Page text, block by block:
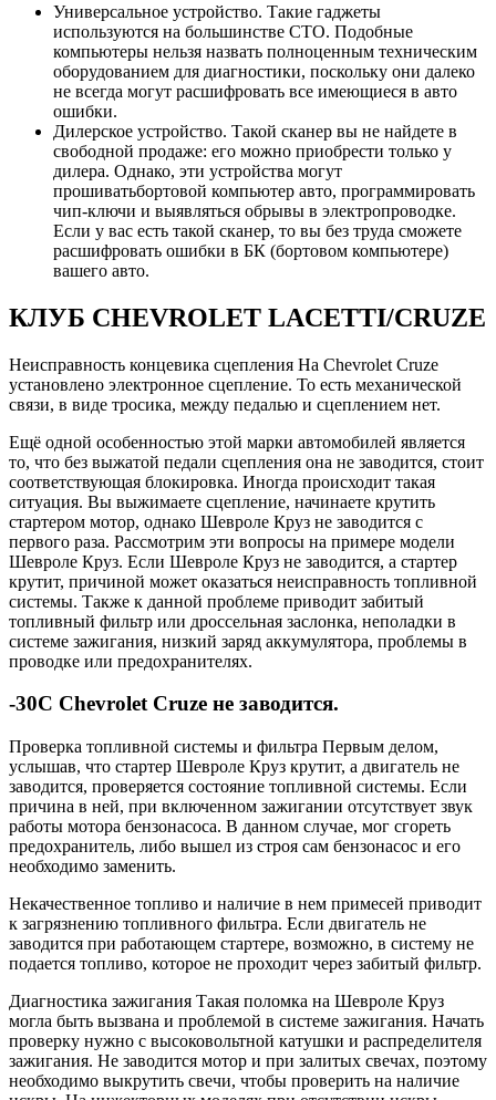
Универсальное устройство. Такие гаджеты
используются на большинстве СТО. Подобные
компьютеры нельзя назвать полноценным техническим
оборудованием для диагностики, поскольку они далеко
не всегда могут расшифровать все имеющиеся в авто
ошибки.
Дилерское устройство. Такой сканер вы не найдете в
свободной продаже: его можно приобрести только у
дилера. Однако, эти устройства могут
прошиватьбортовой компьютер авто, программировать
чип-ключи и выявляться обрывы в электропроводке.
Если у вас есть такой сканер, то вы без труда сможете
расшифровать ошибки в БК (бортовом компьютере)
вашего авто.
КЛУБ CHEVROLET LACETTI/CRUZE
Неисправность концевика сцепления На Сhevrolet Сruze
установлено электронное сцепление. То есть механической
связи, в виде тросика, между педалью и сцеплением нет.
Ещё одной особенностью этой марки автомобилей является
то, что без выжатой педали сцепления она не заводится, стоит
соответствующая блокировка. Иногда происходит такая
ситуация. Вы выжимаете сцепление, начинаете крутить
стартером мотор, однако Шевроле Круз не заводится с
первого раза. Рассмотрим эти вопросы на примере модели
Шевроле Круз. Если Шевроле Круз не заводится, а стартер
крутит, причиной может оказаться неисправность топливной
системы. Также к данной проблеме приводит забитый
топливный фильтр или дроссельная заслонка, неполадки в
системе зажигания, низкий заряд аккумулятора, проблемы в
проводке или предохранителях.
-30C Chevrolet Cruze не заводится.
Проверка топливной системы и фильтра Первым делом,
услышав, что стартер Шевроле Круз крутит, а двигатель не
заводится, проверяется состояние топливной системы. Если
причина в ней, при включенном зажигании отсутствует звук
работы мотора бензонасоса. В данном случае, мог сгореть
предохранитель, либо вышел из строя сам бензонасос и его
необходимо заменить.
Некачественное топливо и наличие в нем примесей приводит
к загрязнению топливного фильтра. Если двигатель не
заводится при работающем стартере, возможно, в систему не
подается топливо, которое не проходит через забитый фильтр.
Диагностика зажигания Такая поломка на Шевроле Круз
могла быть вызвана и проблемой в системе зажигания. Начать
проверку нужно с высоковольтной катушки и распределителя
зажигания. Не заводится мотор и при залитых свечах, поэтому
необходимо выкрутить свечи, чтобы проверить на наличие